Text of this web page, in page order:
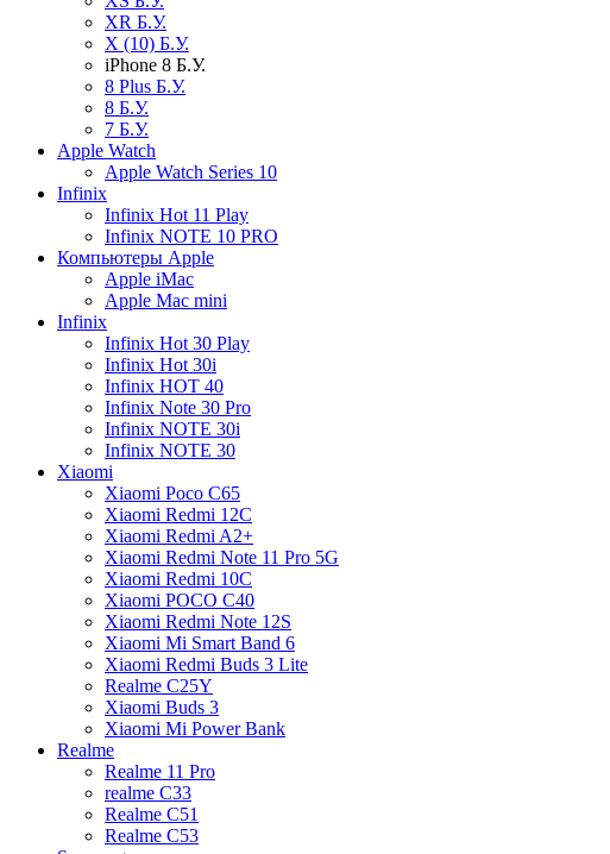
XR Б.У.
X (10) Б.У.
iPhone 8 Б.У.
8 Plus Б.У.
8 Б.У.
7 Б.У.
Apple Watch
Apple Watch Series 10
Infinix
Infinix Hot 11 Play
Infinix NOTE 10 PRO
Компьютеры Apple
Apple iMac
Apple Mac mini
Infinix
Infinix Hot 30 Play
Infinix Hot 30i
Infinix HOT 40
Infinix Note 30 Pro
Infinix NOTE 30i
Infinix NOTE 30
Xiaomi
Xiaomi Poco C65
Xiaomi Redmi 12C
Xiaomi Redmi A2+
Xiaomi Redmi Note 11 Pro 5G
Xiaomi Redmi 10C
Xiaomi POCO C40
Xiaomi Redmi Note 12S
Xiaomi Mi Smart Band 6
Xiaomi Redmi Buds 3 Lite
Realme C25Y
Xiaomi Buds 3
Xiaomi Mi Power Bank
Realme
Realme 11 Pro
realme C33
Realme C51
Realme C53